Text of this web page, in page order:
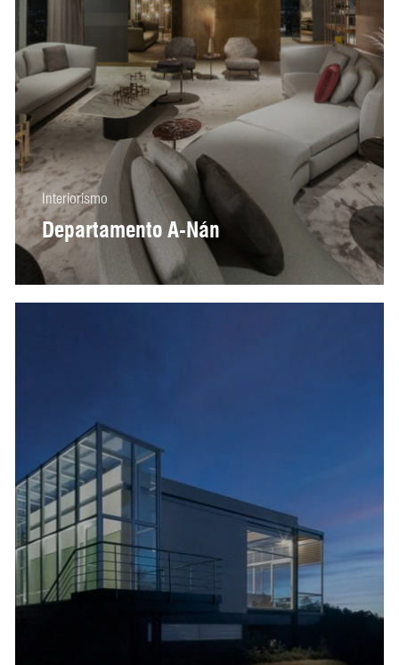
Interiorismo
Departamento A-Nán